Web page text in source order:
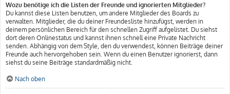
Wozu benötige ich die Listen der Freunde und ignorierten Mitglieder?
Du kannst diese Listen benutzen, um andere Mitglieder des Boards zu
verwalten. Mitglieder, die du deiner Freundesliste hinzufügst, werden in
deinem persönlichen Bereich für den schnellen Zugriff aufgelistet. Du siehst
dort deren Onlinestatus und kannst ihnen schnell eine Private Nachricht
senden. Abhängig von dem Style, den du verwendest, können Beiträge deiner
Freunde auch hervorgehoben sein. Wenn du einen Benutzer ignorierst, dann
siehst du seine Beiträge standardmäßig nicht.
Nach oben